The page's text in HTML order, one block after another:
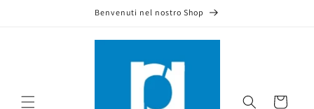
Benvenuti nel nostro Shop
Cart